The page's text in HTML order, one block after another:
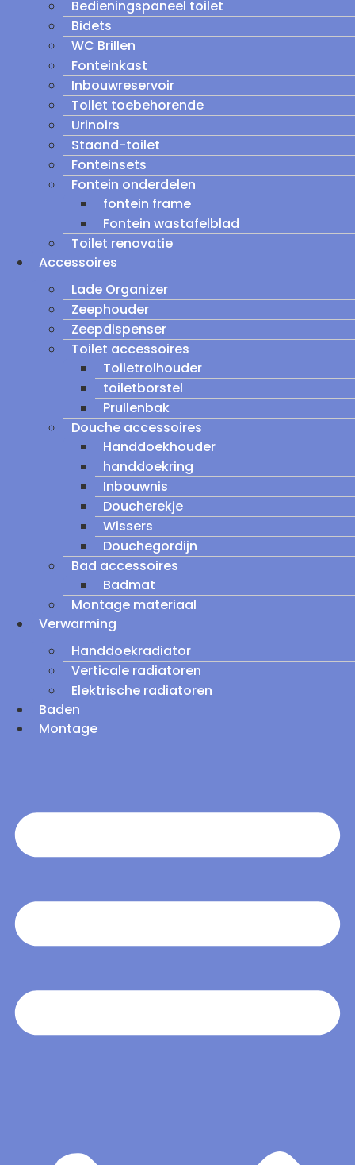
Bedieningspaneel toilet
Bidets
WC Brillen
Fonteinkast
Inbouwreservoir
Toilet toebehorende
Urinoirs
Staand-toilet
Fonteinsets
Fontein onderdelen
fontein frame
Fontein wastafelblad
Toilet renovatie
Accessoires
Lade Organizer
Zeephouder
Zeepdispenser
Toilet accessoires
Toiletrolhouder
toiletborstel
Prullenbak
Douche accessoires
Handdoekhouder
handdoekring
Inbouwnis
Doucherekje
Wissers
Douchegordijn
Bad accessoires
Badmat
Montage materiaal
Verwarming
Handdoekradiator
Verticale radiatoren
Elektrische radiatoren
Baden
Montage